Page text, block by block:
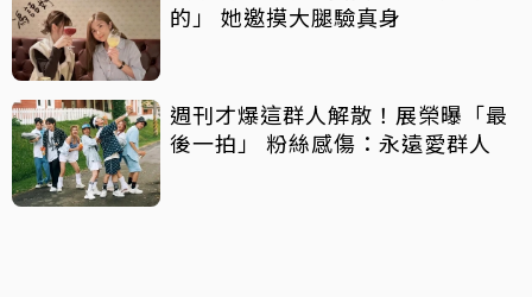
的」 她邀摸大腿驗真身
週刊才爆這群人解散！展榮曝「最
後一拍」 粉絲感傷：永遠愛群人